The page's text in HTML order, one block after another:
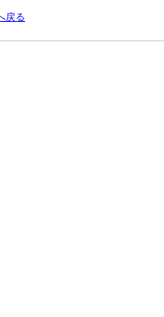
戻る